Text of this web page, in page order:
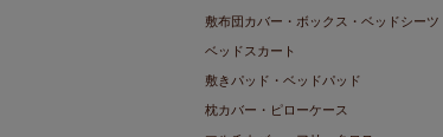
敷布団カバー・ボックス・ベッドシーツ
ベッドスカート
敷きパッド・ベッドパッド
枕カバー・ピローケース